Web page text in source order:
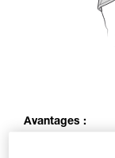
Avantages :